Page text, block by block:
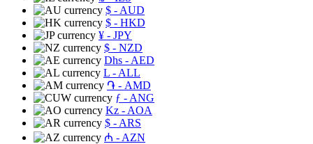
$ - AUD
$ - HKD
¥ - JPY
$ - NZD
Dhs - AED
L - ALL
֏ - AMD
ƒ - ANG
Kz - AOA
$ - ARS
₼ - AZN